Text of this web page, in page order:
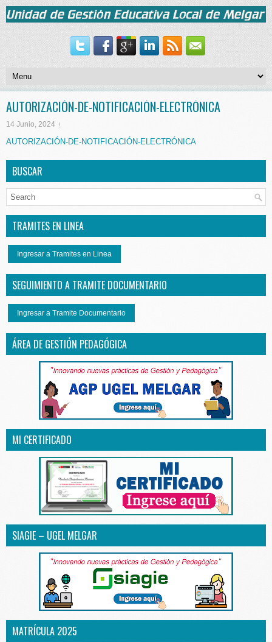
AUTORIZACIÓN-DE-NOTIFICACIÓN-ELECTRÓNICA
14 Junio, 2024
AUTORIZACIÓN-DE-NOTIFICACIÓN-ELECTRÓNICA
BUSCAR
TRAMITES EN LINEA
Ingresar a Tramites en Linea
SEGUIMIENTO A TRAMITE DOCUMENTARIO
Ingresar a Tramite Documentario
ÁREA DE GESTIÓN PEDAGÓGICA
MI CERTIFICADO
SIAGIE – UGEL MELGAR
MATRÍCULA 2025